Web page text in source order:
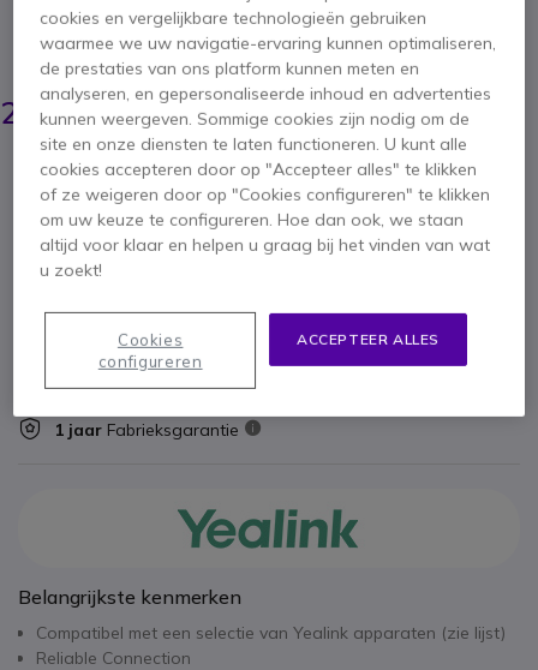
3.7 van 3 Reviews
BESPAAR 18,00 €
46,15 €
27,95 € ex. BTW- 33,82 € incl. BTW
IN WINKELWAGEN
OFFERTE BINNEN 4 UUR
100+ producten in platformvoorraad
Levering:5-7 dagen
1 jaar Fabrieksgarantie
Belangrijkste kenmerken
Compatibel met een selectie van Yealink apparaten (zie lijst)
Reliable Connection
cookies en vergelijkbare technologieën gebruiken
waarmee we uw navigatie-ervaring kunnen optimaliseren,
de prestaties van ons platform kunnen meten en
analyseren, en gepersonaliseerde inhoud en advertenties
kunnen weergeven. Sommige cookies zijn nodig om de
site en onze diensten te laten functioneren. U kunt alle
cookies accepteren door op "Accepteer alles" te klikken
of ze weigeren door op "Cookies configureren" te klikken
om uw keuze te configureren. Hoe dan ook, we staan
altijd voor klaar en helpen u graag bij het vinden van wat
u zoekt!
ACCEPTEER ALLES
Cookies
configureren